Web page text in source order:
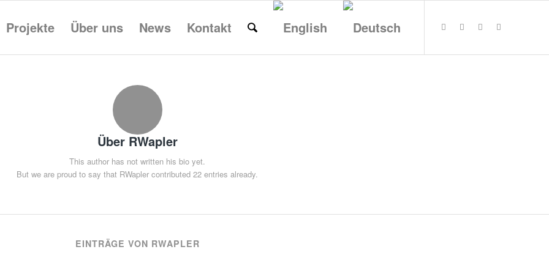
Projekte Über uns News Kontakt
Über RWapler
This author has not written his bio yet.
But we are proud to say that RWapler contributed 22 entries already.
EINTRÄGE VON RWAPLER